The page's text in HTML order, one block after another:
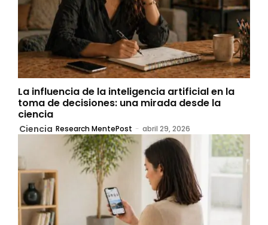
La influencia de la inteligencia artificial en la
toma de decisiones: una mirada desde la
ciencia
Ciencia Research MentePost - abril 29, 2026